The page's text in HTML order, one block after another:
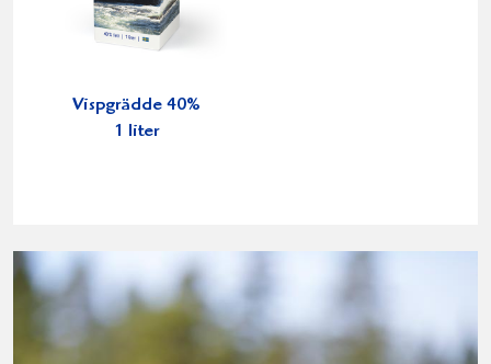
Vispgrädde 40%
1 liter